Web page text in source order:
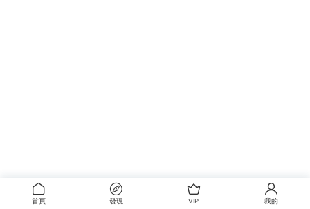
首頁 發現 VIP 我的